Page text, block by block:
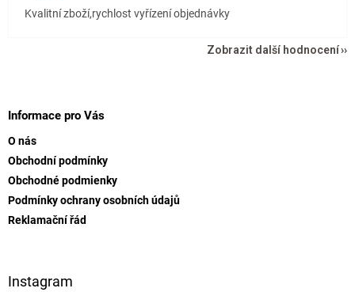
Kvalitní zboží,rychlost vyřízení objednávky
Zobrazit další hodnocení
Informace pro Vás
O nás
Obchodní podmínky
Obchodné podmienky
Podmínky ochrany osobních údajů
Reklamační řád
Instagram